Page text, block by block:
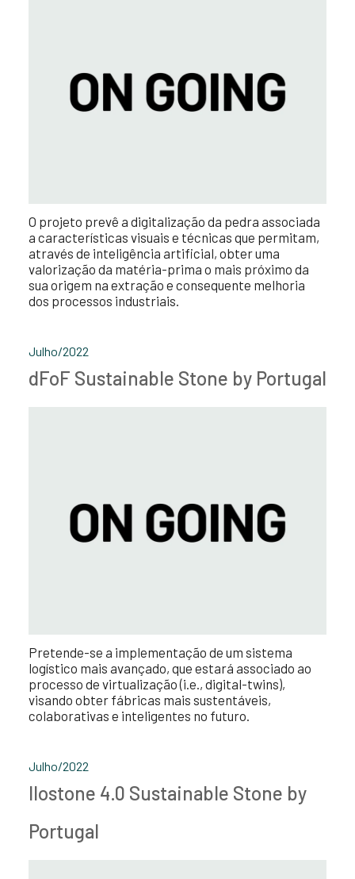
O projeto prevê a digitalização da pedra associada
a características visuais e técnicas que permitam,
através de inteligência artificial, obter uma
valorização da matéria-prima o mais próximo da
sua origem na extração e consequente melhoria
dos processos industriais.
Julho/2022
dFoF Sustainable Stone by Portugal
Pretende-se a implementação de um sistema
logístico mais avançado, que estará associado ao
processo de virtualização (i.e., digital-twins),
visando obter fábricas mais sustentáveis,
colaborativas e inteligentes no futuro.
Julho/2022
IIostone 4.0 Sustainable Stone by
Portugal